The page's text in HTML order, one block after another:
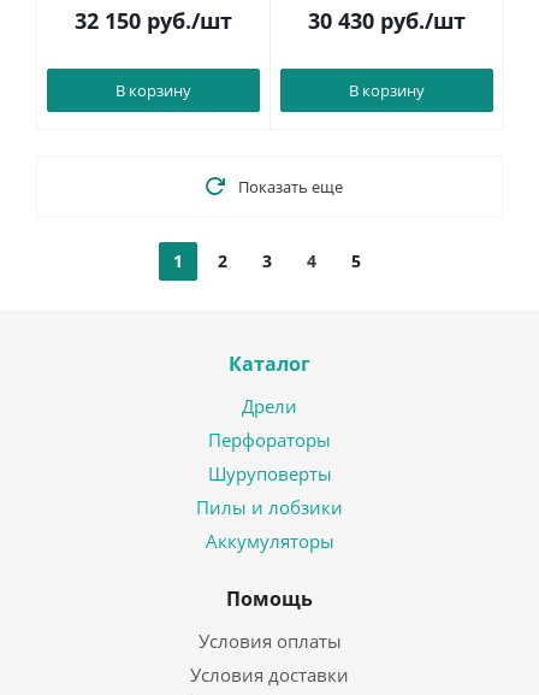
32 150 руб./шт
В корзину
30 430 руб./шт
В корзину
Показать еще
1 2 3 4 5
Каталог
Дрели
Перфораторы
Шуруповерты
Пилы и лобзики
Аккумуляторы
Помощь
Условия оплаты
Условия доставки